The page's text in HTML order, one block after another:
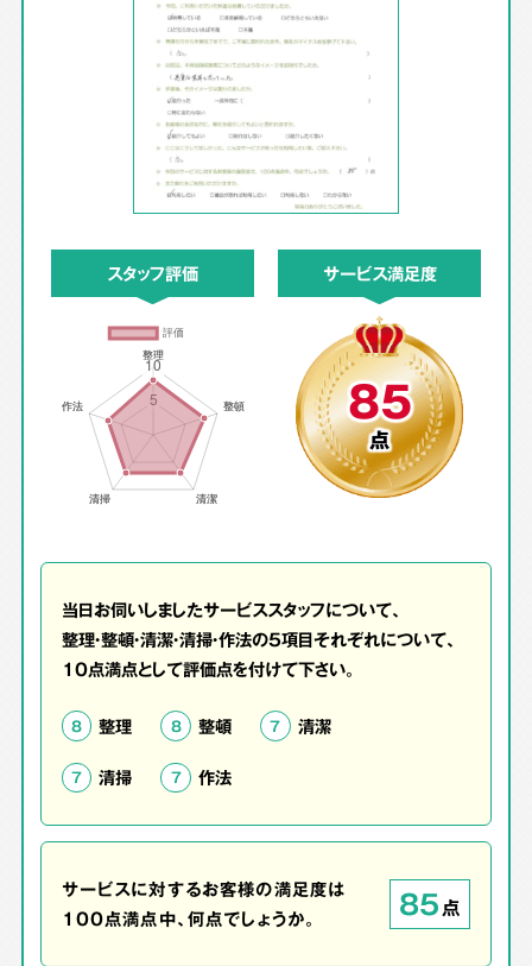
スタッフ評価 サービス満足度
85
点
当日お伺いしましたサービススタッフについて、
整理・整頓・清潔・清掃・作法の5項目それぞれについて、
10点満点として評価点を付けて下さい。
8 整理 8 整頓 7 清潔
7 清掃 7 作法
サービスに対するお客様の満足度は
100点満点中、何点でしょうか。
85点